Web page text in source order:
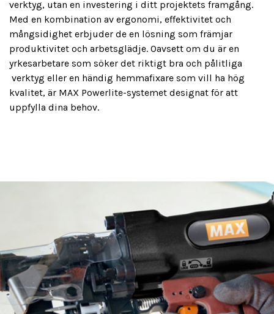
verktyg, utan en investering i ditt projektets framgång.
Med en kombination av ergonomi, effektivitet och
mångsidighet erbjuder de en lösning som främjar
produktivitet och arbetsglädje. Oavsett om du är en
yrkesarbetare som söker det riktigt bra och pålitliga
verktyg eller en händig hemmafixare som vill ha hög
kvalitet, är MAX Powerlite-systemet designat för att
uppfylla dina behov.